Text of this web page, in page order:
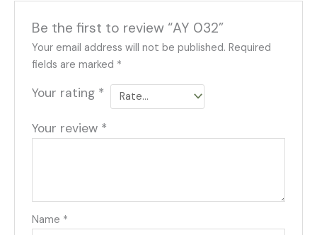
Be the first to review “AY 032”
Your email address will not be published. Required
fields are marked *
Your rating *
Your review *
Name *